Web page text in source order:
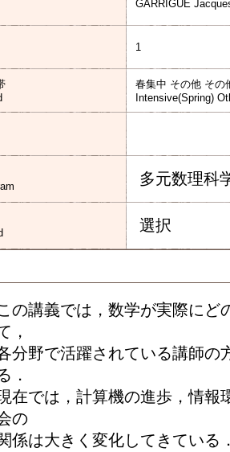
GARRIGUE
1
春集中 その他 その
Intensive(Spring)
多元数理科
選択
の講義では，数学が実際にど
，
分野で活躍されている講師の
．
在では，計算機の進歩，情報
の
係は大きく変化してきている